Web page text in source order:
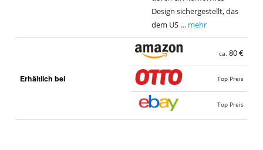
Design sichergestellt, das
dem US … mehr
Erhältlich bei
ca. 80 €
Top Preis
Top Preis